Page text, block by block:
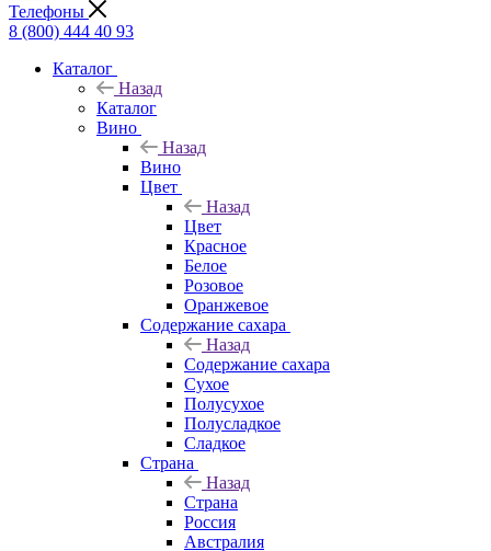
Телефоны
8 (800) 444 40 93
Каталог
Назад
Каталог
Вино
Назад
Вино
Цвет
Назад
Цвет
Красное
Белое
Розовое
Оранжевое
Содержание сахара
Назад
Содержание сахара
Сухое
Полусухое
Полусладкое
Сладкое
Страна
Назад
Страна
Россия
Австралия